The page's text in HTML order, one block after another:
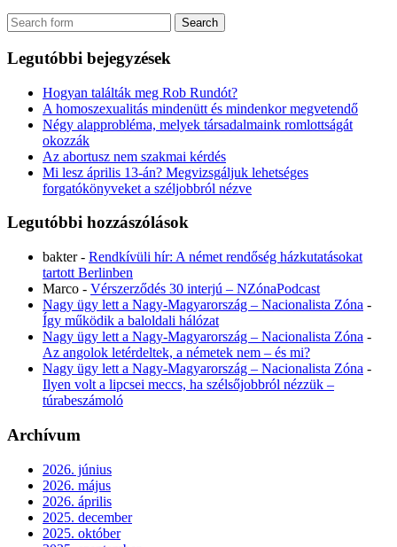
Legutóbbi bejegyzések
Hogyan találták meg Rob Rundót?
A homoszexualitás mindenütt és mindenkor megvetendő
Négy alapprobléma, melyek társadalmaink romlottságát
okozzák
Az abortusz nem szakmai kérdés
Mi lesz április 13-án? Megvizsgáljuk lehetséges
forgatókönyveket a széljobbról nézve
Legutóbbi hozzászólások
bakter- Rendkívüli hír: A német rendőség házkutatásokat
tartott Berlinben
Marco - Vérszerződés 30 interjú – NZónaPodcast
Nagy ügy lett a Nagy-Magyarország – Nacionalista Zóna -
Így működik a baloldali hálózat
Nagy ügy lett a Nagy-Magyarország – Nacionalista Zóna -
Az angolok letérdeltek, a németek nem – és mi?
Nagy ügy lett a Nagy-Magyarország – Nacionalista Zóna -
Ilyen volt a lipcsei meccs, ha szélsőjobbról nézzük –
túrabeszámoló
Archívum
2026. június
2026. május
2026. április
2025. december
2025. október